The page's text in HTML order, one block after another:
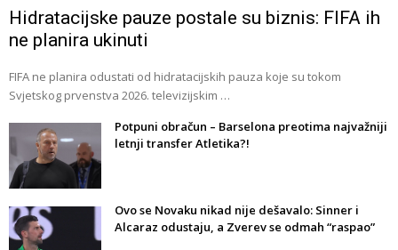
Hidratacijske pauze postale su biznis: FIFA ih
ne planira ukinuti
FIFA ne planira odustati od hidratacijskih pauza koje su tokom
Svjetskog prvenstva 2026. televizijskim …
Potpuni obračun – Barselona preotima najvažniji
letnji transfer Atletika?!
Ovo se Novaku nikad nije dešavalo: Sinner i
Alcaraz odustaju, a Zverev se odmah “raspao”